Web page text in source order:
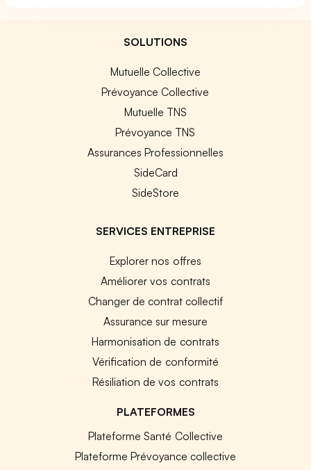
SOLUTIONS
Mutuelle Collective
Prévoyance Collective
Mutuelle TNS
Prévoyance TNS
Assurances Professionnelles
SideCard
SideStore
SERVICES ENTREPRISE
Explorer nos offres
Améliorer vos contrats
Changer de contrat collectif
Assurance sur mesure
Harmonisation de contrats
Vérification de conformité
Résiliation de vos contrats
PLATEFORMES
Plateforme Santé Collective
Plateforme Prévoyance collective